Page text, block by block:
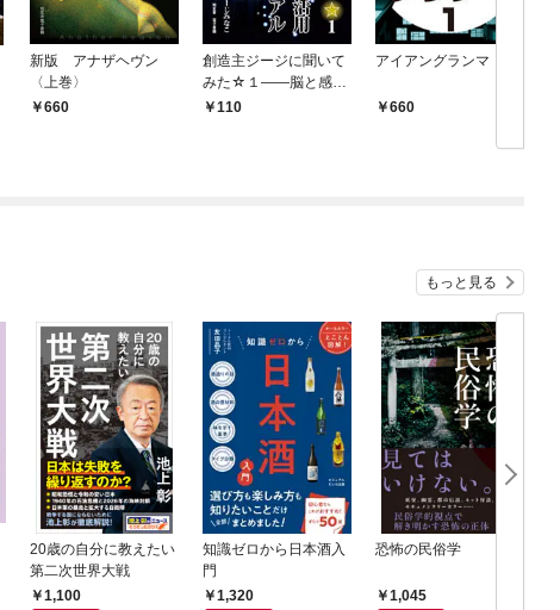
新版 アナザヘヴン
〈上巻〉
660
創造主ジージに聞いて
みた☆１――脳と感情
の活用マニュアル
110
アイアングランマ １
660
もっと見る
20歳の自分に教えたい
第二次世界大戦
1,100
知識ゼロから日本酒入
門
1,320
恐怖の民俗学
1,045